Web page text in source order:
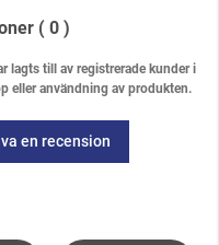
( 0 )
lagts till av registrerade kunder i
eller användning av produkten.
en recension